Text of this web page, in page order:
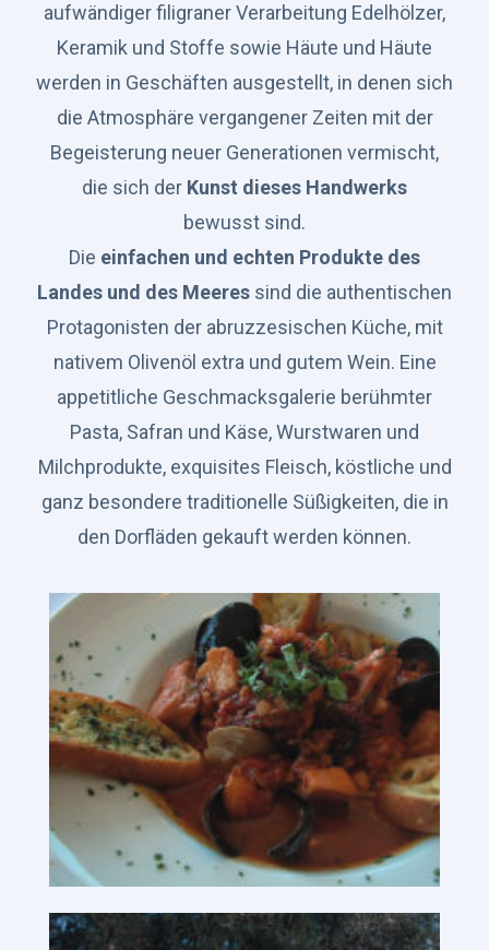
aufwändiger filigraner Verarbeitung Edelhölzer,
Keramik und Stoffe sowie Häute und Häute
werden in Geschäften ausgestellt, in denen sich
die Atmosphäre vergangener Zeiten mit der
Begeisterung neuer Generationen vermischt,
die sich der Kunst dieses Handwerks
bewusst sind.
Die einfachen und echten Produkte des
Landes und des Meeres sind die authentischen
Protagonisten der abruzzesischen Küche, mit
nativem Olivenöl extra und gutem Wein. Eine
appetitliche Geschmacksgalerie berühmter
Pasta, Safran und Käse, Wurstwaren und
Milchprodukte, exquisites Fleisch, köstliche und
ganz besondere traditionelle Süßigkeiten, die in
den Dorfläden gekauft werden können.